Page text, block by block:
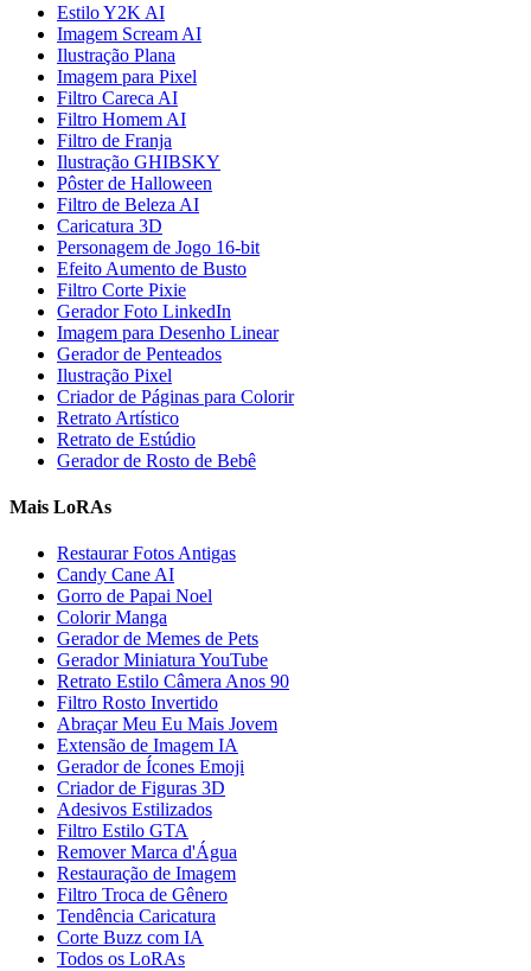
Estilo Y2K AI
Imagem Scream AI
Ilustração Plana
Imagem para Pixel
Filtro Careca AI
Filtro Homem AI
Filtro de Franja
Ilustração GHIBSKY
Pôster de Halloween
Filtro de Beleza AI
Caricatura 3D
Personagem de Jogo 16-bit
Efeito Aumento de Busto
Filtro Corte Pixie
Gerador Foto LinkedIn
Imagem para Desenho Linear
Gerador de Penteados
Ilustração Pixel
Criador de Páginas para Colorir
Retrato Artístico
Retrato de Estúdio
Gerador de Rosto de Bebê
Mais LoRAs
Restaurar Fotos Antigas
Candy Cane AI
Gorro de Papai Noel
Colorir Manga
Gerador de Memes de Pets
Gerador Miniatura YouTube
Retrato Estilo Câmera Anos 90
Filtro Rosto Invertido
Abraçar Meu Eu Mais Jovem
Extensão de Imagem IA
Gerador de Ícones Emoji
Criador de Figuras 3D
Adesivos Estilizados
Filtro Estilo GTA
Remover Marca d'Água
Restauração de Imagem
Filtro Troca de Gênero
Tendência Caricatura
Corte Buzz com IA
Todos os LoRAs